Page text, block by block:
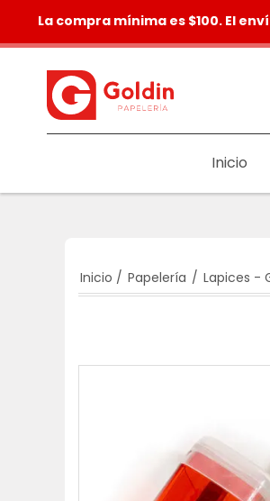
La compra mínima es $100. El
Inicio
Inicio / Papelería / Lapices -